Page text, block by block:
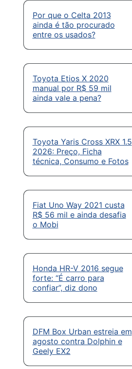
Por que o Celta 2013
ainda é tão procurado
entre os usados?
Toyota Etios X 2020
manual por R$ 59 mil
ainda vale a pena?
Toyota Yaris Cross XRX 1.5
2026: Preço, Ficha
técnica, Consumo e Fotos
Fiat Uno Way 2021 custa
R$ 56 mil e ainda desafia
o Mobi
Honda HR-V 2016 segue
forte: “É carro para
confiar”, diz dono
DFM Box Urban estreia em
agosto contra Dolphin e
Geely EX2